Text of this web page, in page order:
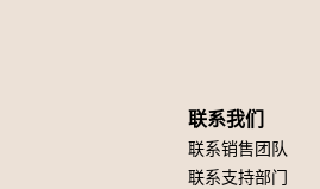
联系我们
联系销售团队
联系支持部门